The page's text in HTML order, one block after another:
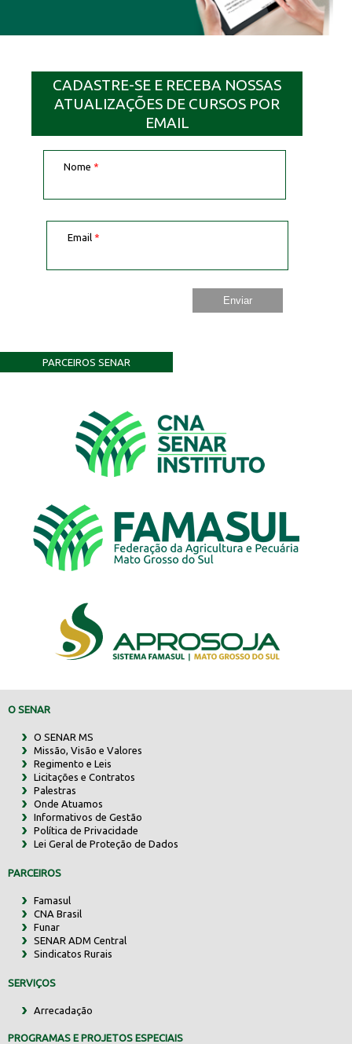
CADASTRE-SE E RECEBA NOSSAS
ATUALIZAÇÕES DE CURSOS POR
EMAIL
Nome *
Email *
PARCEIROS SENAR
O SENAR
O SENAR MS
Missão, Visão e Valores
Regimento e Leis
Licitações e Contratos
Palestras
Onde Atuamos
Informativos de Gestão
Política de Privacidade
Lei Geral de Proteção de Dados
PARCEIROS
Famasul
CNA Brasil
Funar
SENAR ADM Central
Sindicatos Rurais
SERVIÇOS
Arrecadação
PROGRAMAS E PROJETOS ESPECIAIS